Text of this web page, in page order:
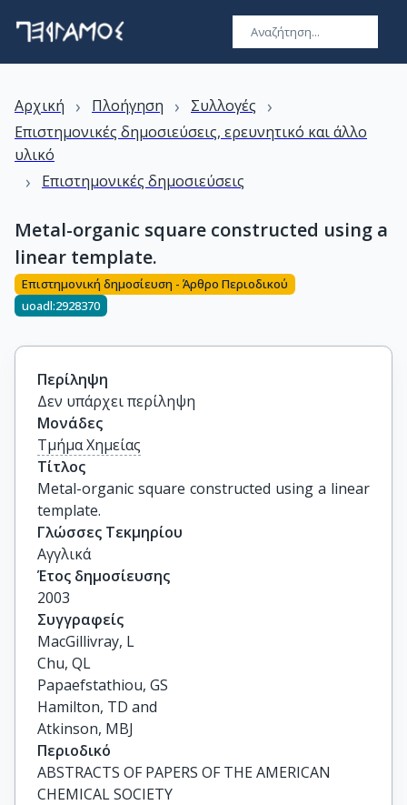
Αρχική › Πλοήγηση › Συλλογές ›
Επιστημονικές δημοσιεύσεις, ερευνητικό και άλλο
υλικό
› Επιστημονικές δημοσιεύσεις
Metal-organic square constructed using a
linear template.
Επιστημονική δημοσίευση - Άρθρο Περιοδικού
uoadl:2928370
Περίληψη
Δεν υπάρχει περίληψη
Μονάδες
Τμήμα Χημείας
Τίτλος
Metal-organic square constructed using a linear
template.
Γλώσσες Τεκμηρίου
Αγγλικά
Έτος δημοσίευσης
2003
Συγγραφείς
MacGillivray, L
Chu, QL
Papaefstathiou, GS
Hamilton, TD and
Atkinson, MBJ
Περιοδικό
ABSTRACTS OF PAPERS OF THE AMERICAN
CHEMICAL SOCIETY